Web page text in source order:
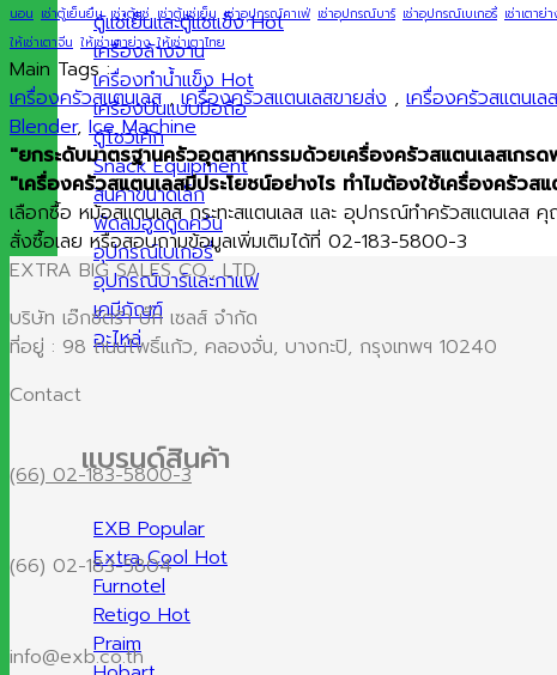
ตู้แช่เย็นและตู้แช่แข็ง
เครื่องล้างจาน
เครื่องทำน้ำแข็ง
เครื่องปั่นแบบมือถือ
ตู้โชว์เค้ก
Snack Equipment
สินค้าขนาดเล็ก
พัดลมฮูดดูดควัน
อุปกรณ์เบเกอรี่
อุปกรณ์บาร์และกาแฟ
เคมีภัณฑ์
อะไหล่
แบรนด์สินค้า
EXB
Extra Cool
Furnotel
Retigo
Praim
นอน เช่าตู้เย็นยืน เช่าตู้แช่ เช่าตู้แช่เย็น เช่าอุปกรณ์คาเฟ่ เช่าอุปกรณ์บาร์ เช่าอุปกรณ์เบเกอรี่ เช่าเตาย่
ให้เช่าเตาจีน ให้เช่าเตาย่าง ให้เช่าเตาไทย
Main Tags :
เครื่องครัวสแตนเลส,เครื่องครัวสแตนเลสขายส่ง , เครื่องครัวสแตนเล
Blender, Ice Machine
"ยกระดับมาตรฐานครัวอุตสาหกรรมด้วยเครื่องครัวสแตนเลสเกร
"เครื่องครัวสแตนเลสมีประโยชน์อย่างไร ทำไมต้องใช้เครื่องครัวส
เลือกซื้อ หม้อสแตนเลส กระทะสแตนเลส และ อุปกรณ์ทำครัวสแตนเล
สั่งซื้อเลย หรือสอบถามข้อมูลเพิ่มเติมได้ที่ 02-183-5800-3
EXTRA BIG SALES CO., LTD.
บริษัท เอ๊กซ์ตร้า บิ๊ก เซลส์ จำกัด
ที่อยู่ : 98 ถนนโพธิ์แก้ว, คลองจั่น, บางกะปิ, กรุงเทพฯ 10240
Contact
(66) 02-183-5800-3
(66) 02-183-5804
info@exb.co.th